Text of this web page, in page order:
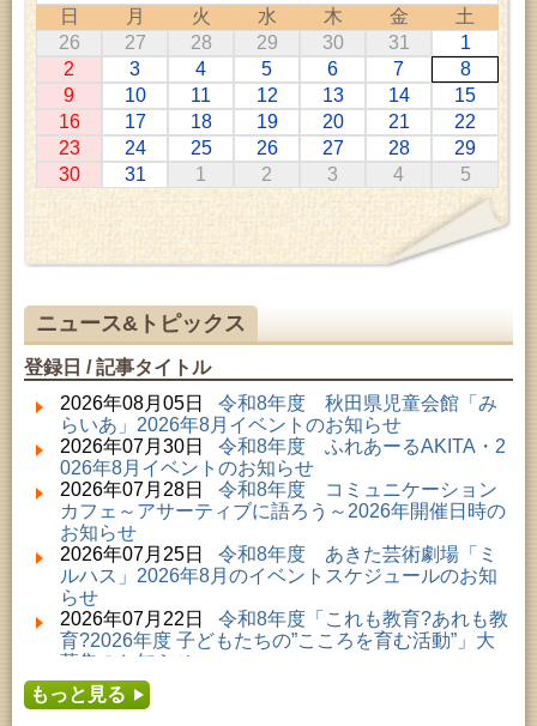
ァシリテーター講座 ～熟議をつくろう！～」
2026年07月01日 ～ 2026年09月23日 (仙北市)
千葉克介写真展 ～自然の息吹～
2026年07月11日 ～ 2026年08月30日 (秋田市)
特別展「わけあって絶滅しました。展」
2026年07月14日 ～ 2026年08月23日 (秋田市)
子どもの読書活動推進事業「夏休みは図書館へ行こ
う－みんなの読みたい！知りたい！学びたい！をお
手伝いします－」（資料展示）
2026年07月25日 ～ 2026年09月06日 (美郷町)
美郷町学友館特別展「加藤明見 森に生きるツキノワ
グマ～1年の記録～」
乳幼児・青少年教育「夏休み資料展示」
2026年08月01日 ～ 2026年08月30日 (秋田市)
成人教育「研修室開放」
2026年08月01日 ～ 2026年08月23日 (秋田市)
子どもの読書活動推進事業「夏休みは図書館へ行こ
う－みんなの読みたい！知りたい！学びたい！をお
手伝いします－」（資料展示）
2026年08月01日 ～ 2026年08月16日 (秋田市)
音と会話を楽しむ朝の図書館
2026年08月01日 ～ 2026年08月23日 (秋田市)
乳幼児・青少年教育「図書館クイズラリー」
2026年08月01日 ～ 2026年09月23日 (秋田市)
おかえりなさい！佐竹本三十六歌仙絵とゆかりの名
品
2026年08月01日 ～ 2026年09月23日 (秋田市)
佐竹氏の名宝、雄大なる歴史を想う～武と雅～
2026年08月01日 ～ 2026年08月23日 (大館市)
2026年08月01日 ～ 2026年08月25日 (秋田市)
工房雑がみランド2026
日
月 火 水 木 金
土
26
27 28 29 30 31
1
2
3 4 5 6 7
8
9
10 11 12 13 14
15
16
17 18 19 20 21
22
23
24 25 26 27 28
29
30
31 1 2 3 4 5
ニュース&トピックス
登録日 / 記事タイトル
2026年08月05日 令和8年度 秋田県児童会館「み
らいあ」2026年8月イベントのお知らせ
2026年07月30日 令和8年度 ふれあーるAKITA・2
026年8月イベントのお知らせ
2026年07月28日 令和8年度 コミュニケーション
カフェ～アサーティブに語ろう～2026年開催日時の
お知らせ
2026年07月25日 令和8年度 あきた芸術劇場「ミ
ルハス」2026年8月のイベントスケジュールのお知
らせ
2026年07月22日 令和8年度「これも教育?あれも教
育?2026年度 子どもたちの”こころを育む活動”」大
募集のお知らせ
2026年07月16日
夏休み親子体験教室」募集のお知らせ
もっと見る